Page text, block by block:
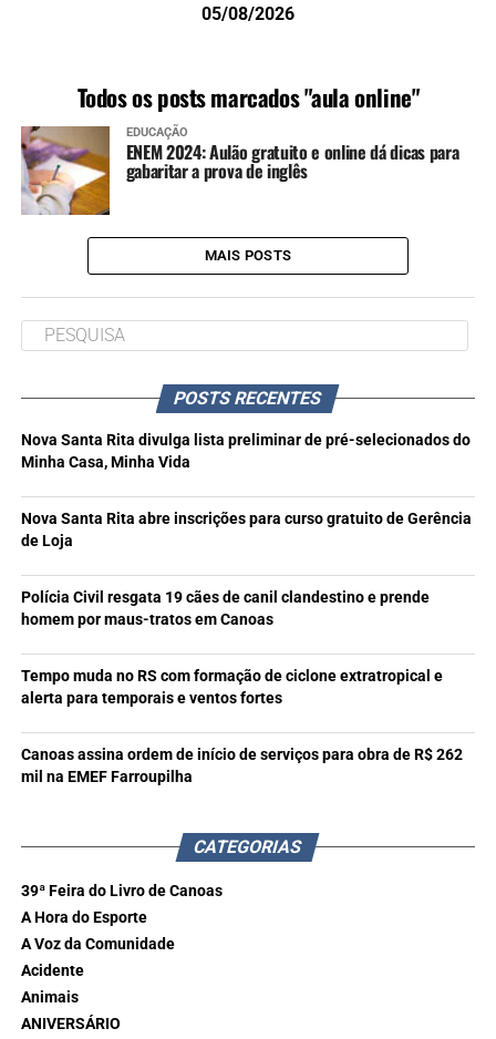
05/08/2026
Todos os posts marcados "aula online"
EDUCAÇÃO
ENEM 2024: Aulão gratuito e online dá dicas para
gabaritar a prova de inglês
MAIS POSTS
POSTS RECENTES
Nova Santa Rita divulga lista preliminar de pré-selecionados do
Minha Casa, Minha Vida
Nova Santa Rita abre inscrições para curso gratuito de Gerência
de Loja
Polícia Civil resgata 19 cães de canil clandestino e prende
homem por maus-tratos em Canoas
Tempo muda no RS com formação de ciclone extratropical e
alerta para temporais e ventos fortes
Canoas assina ordem de início de serviços para obra de R$ 262
mil na EMEF Farroupilha
CATEGORIAS
39ª Feira do Livro de Canoas
A Hora do Esporte
A Voz da Comunidade
Acidente
Animais
ANIVERSÁRIO